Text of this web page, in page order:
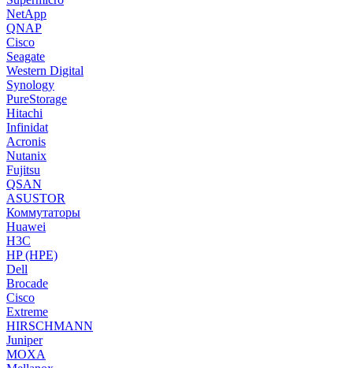
NetApp
QNAP
Cisco
Seagate
Western Digital
Synology
PureStorage
Hitachi
Infinidat
Acronis
Nutanix
Fujitsu
QSAN
ASUSTOR
Коммутаторы
Huawei
H3C
HP (HPE)
Dell
Brocade
Cisco
Extreme
HIRSCHMANN
Juniper
MOXA